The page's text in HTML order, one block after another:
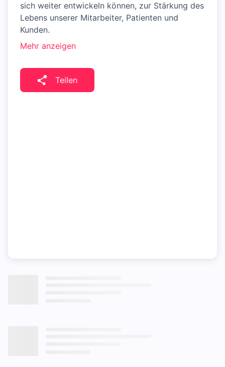
sich weiter entwickeln können, zur Stärkung des
Lebens unserer Mitarbeiter, Patienten und
Kunden.
Mehr anzeigen
Teilen